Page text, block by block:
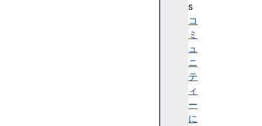
s
コ
ミ
ュ
ニ
テ
ィ
ー
に